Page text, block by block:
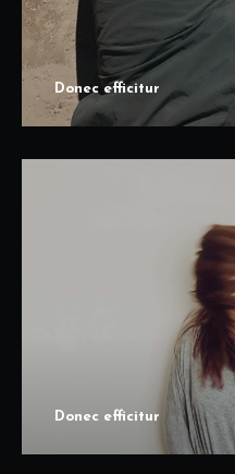
Donec efficitur
Donec efficitur